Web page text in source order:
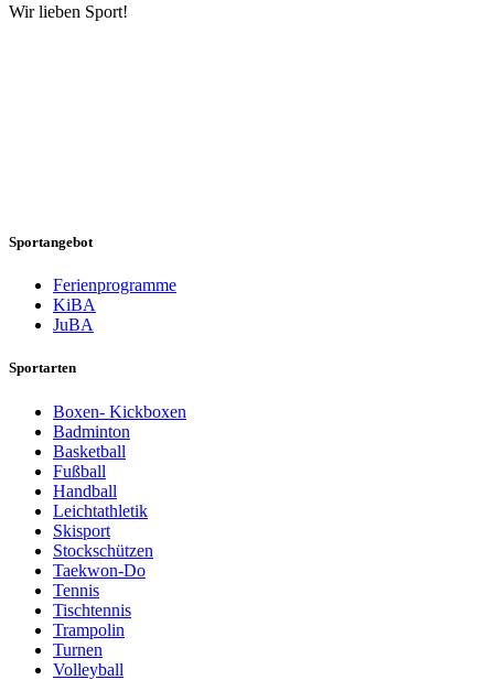
Wir lieben Sport!
Sportangebot
Ferienprogramme
KiBA
JuBA
Sportarten
Boxen- Kickboxen
Badminton
Basketball
Fußball
Handball
Leichtathletik
Skisport
Stockschützen
Taekwon-Do
Tennis
Tischtennis
Trampolin
Turnen
Volleyball